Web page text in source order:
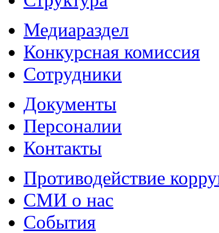
Медиараздел
Конкурсная комиссия
Сотрудники
Документы
Персоналии
Контакты
Противодействие
СМИ о нас
События